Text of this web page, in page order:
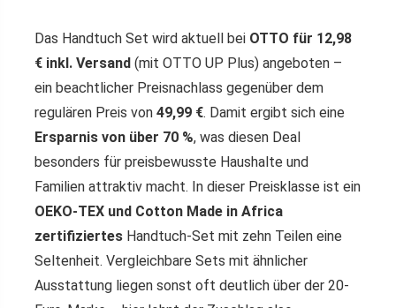
Das Handtuch Set wird aktuell bei OTTO für 12,98
€ inkl. Versand (mit OTTO UP Plus) angeboten –
ein beachtlicher Preisnachlass gegenüber dem
regulären Preis von 49,99 €. Damit ergibt sich eine
Ersparnis von über 70 %, was diesen Deal
besonders für preisbewusste Haushalte und
Familien attraktiv macht. In dieser Preisklasse ist ein
OEKO-TEX und Cotton Made in Africa
zertifiziertes Handtuch-Set mit zehn Teilen eine
Seltenheit. Vergleichbare Sets mit ähnlicher
Ausstattung liegen sonst oft deutlich über der 20-